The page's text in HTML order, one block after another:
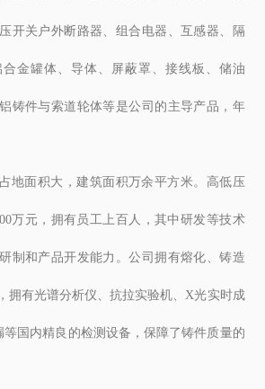
开关户外断路器、组合电器、互感器、隔
金罐体、导体、屏蔽罩、接线板、储油
铸件与索道轮体等是公司的主导产品，年
地面积大，建筑面积万余平方米。高低压
万元，拥有员工上百人，其中研发等技术
制和产品开发能力。公司拥有熔化、铸造
拥有光谱分析仪、抗拉实验机、X光实时成
等国内精良的检测设备，保障了铸件质量的